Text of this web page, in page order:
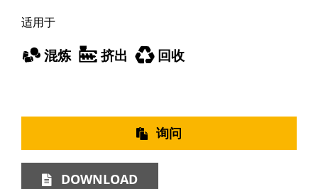
适用于
混炼 挤出 回收
询问
DOWNLOAD